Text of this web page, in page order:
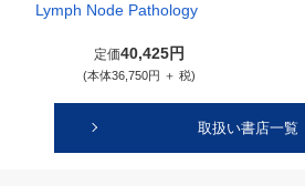
Lymph Node Pathology
定価40,425円
(本体36,750円 ＋ 税)
取扱い書店一覧